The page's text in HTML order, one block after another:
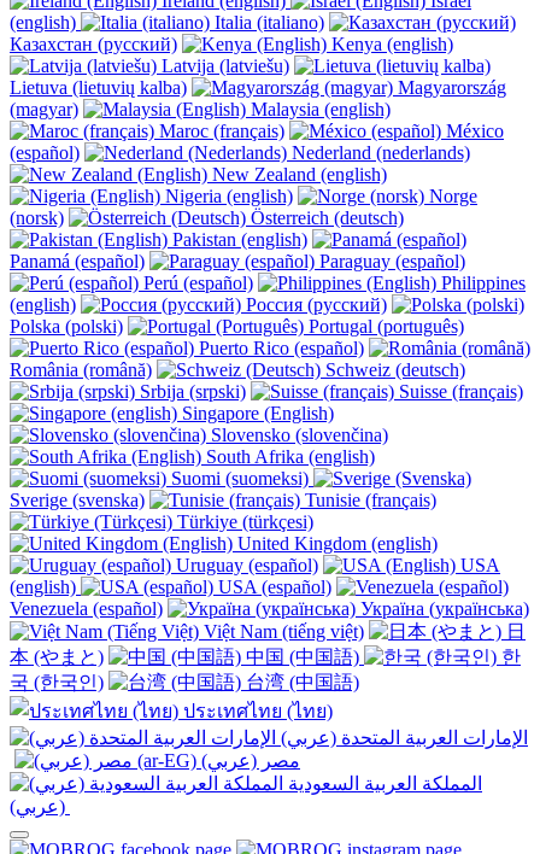
(english)
Italia (italiano)
Казахстан (русский)
Kenya (english)
Latvija (latviešu)
Lietuva (lietuvių kalba)
Magyarország
(magyar)
Malaysia (english)
Maroc (français)
México
(español)
Nederland (nederlands)
New Zealand (english)
Nigeria (english)
Norge
(norsk)
Österreich (deutsch)
Pakistan (english)
Panamá (español)
Paraguay (español)
Perú (español)
Philippines
(english)
Россия (русский)
Polska (polski)
Portugal (português)
Puerto Rico (español)
România (română)
Schweiz (deutsch)
Srbija (srpski)
Suisse (français)
Singapore (English)
Slovensko (slovenčina)
South Afrika (english)
Suomi (suomeksi)
Sverige (svenska)
Tunisie (français)
Türkiye (türkçesi)
United Kingdom (english)
Uruguay (español)
USA
(english)
USA (español)
Venezuela (español)
Україна (українська)
Việt Nam (tiếng việt)
日
本 (やまと)
中国 (中国語)
한
국 (한국인)
台湾 (中国語)
ประเทศไทย (ไทย)